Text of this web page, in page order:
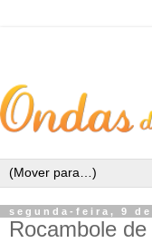
segunda-feira, 9 de
Rocambole